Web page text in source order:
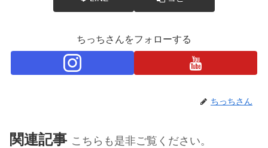
ちっちさんをフォローする
ちっちさん
関連記事 こちらも是非ご覧ください。